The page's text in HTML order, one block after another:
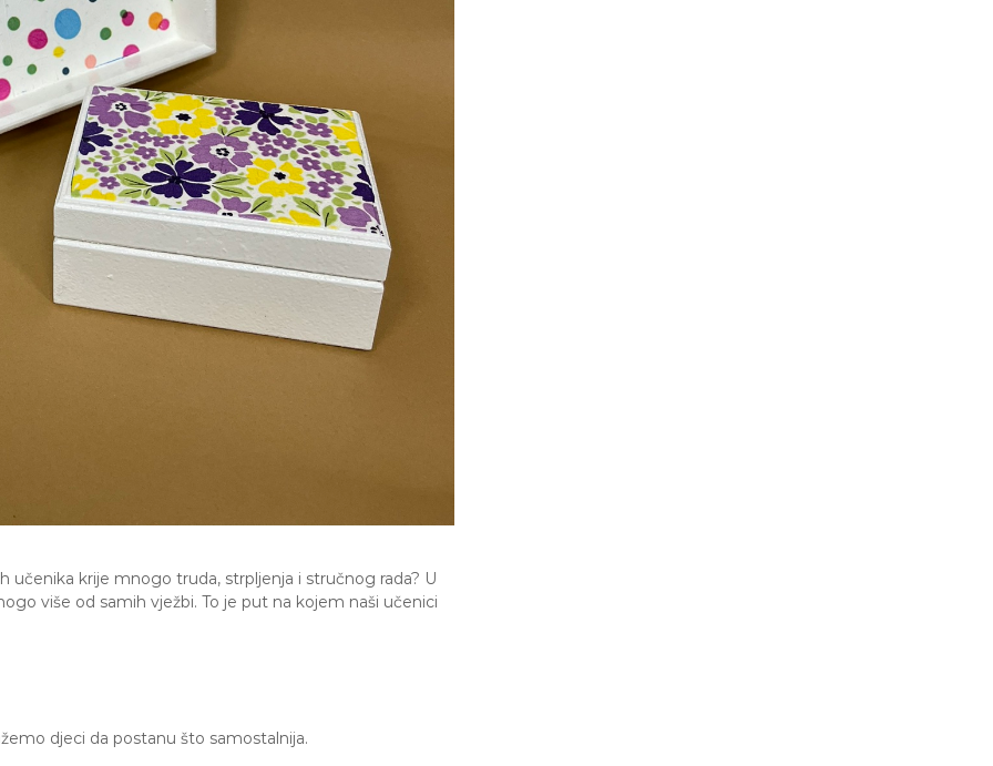
učenika krije mnogo truda, strpljenja i stručnog rada? U
više od samih vježbi. To je put na kojem naši učenici
djeci da postanu što samostalnija.